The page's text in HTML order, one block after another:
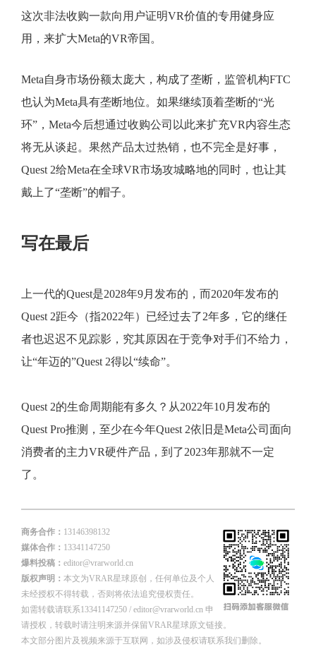
这次非法收购一款向用户证明VR价值的专用健身应
用，来扩大Meta的VR帝国。
Meta自身市场份额太庞大，构成了垄断，监管机构FTC
也认为Meta具有垄断地位。如果继续顶着垄断的“光
环”，Meta今后想通过收购公司以此来扩充VR内容生态
将无从谈起。果然产品太过热销，也不完全是好事，
Quest 2给Meta在全球VR市场攻城略地的同时，也让其
戴上了“垄断”的帽子。
写在最后
上一代的Quest是2028年9月发布的，而2020年发布的
Quest 2距今（指2022年）已经过去了2年多，它的继任
者也迟迟不见踪影，究其原因在于竞争对手们不给力，
让“年迈的”Quest 2得以“续命”。
Quest 2的生命周期能有多久？从2022年10月发布的
Quest Pro推测，至少在今年Quest 2依旧是Meta公司面向
消费者的主力VR硬件产品，到了2023年那就不一定
了。
商务合作： 13146398132
媒体合作： 13341147250
爆料投稿： editor@vrarworld.cn
版权声明： 本文为VRAR星球原创，任何单位及个人
未经授权不得转载，否则将依法追究侵权责任。
如需转载请联系13341147250 / editor@vrarworld.cn 申
请授权，转载时请注明来源并保留VRAR星球原文链接。
本文部分图片及视频来源于互联网，如涉及侵权请联系我们删除。